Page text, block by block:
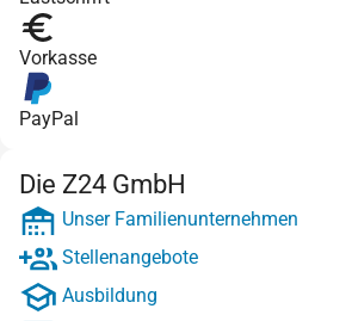
Vorkasse
PayPal
Die Z24 GmbH
Unser Familienunternehmen
Stellenangebote
Ausbildung